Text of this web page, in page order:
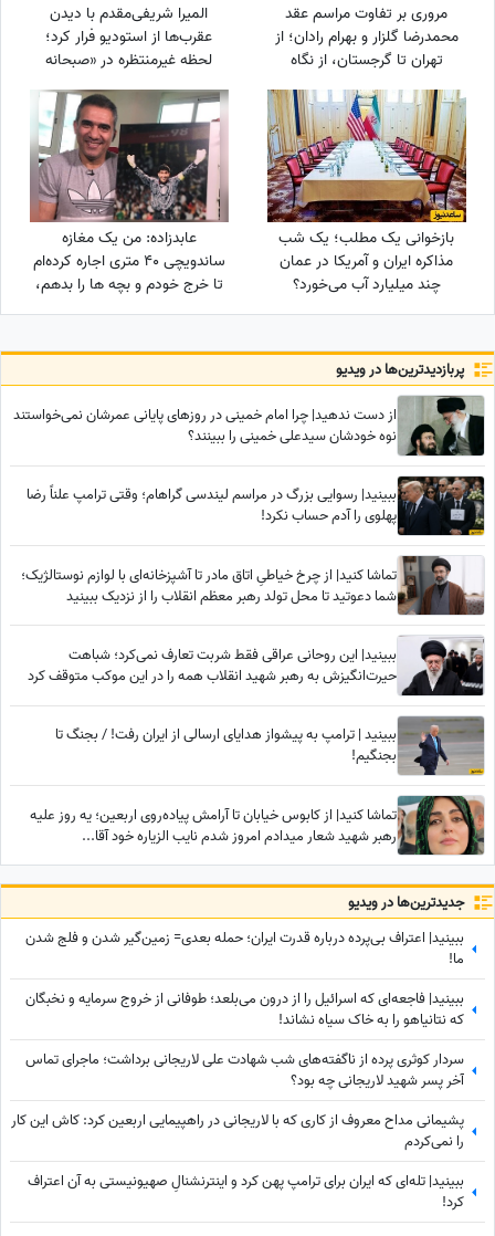
مروری بر تفاوت مراسم عقد
محمدرضا گلزار و بهرام رادان؛ از
تهران تا گرجستان، از نگاه
عاشقانه رادان به مینا تا نگاه رو
به آسمان گلزار هنگام خطبه عقد
+ عکس
المیرا شریفی‌مقدم با دیدن
عقرب‌ها از استودیو فرار کرد؛
لحظه غیرمنتظره در «صبحانه
ایرانی» + ویدئو
بازخوانی یک مطلب؛ یک شب
مذاکره ایران و آمریکا در عمان
چند میلیارد آب می‌خورد؟
عابدزاده: من یک مغازه
ساندویچی 40 متری اجاره کرده‌ام
تا خرج خودم و بچه ها را بدهم،
سرپرستی 50 تا بچه را در
پربازدید‌ترین‌ها در ویدیو
از دست ندهید| چرا امام خمینی در روزهای پایانی عمرشان نمی‌خواستند
نوه خودشان سیدعلی خمینی را ببینند؟
ببینید| رسوایی بزرگ در مراسم لیندسی گراهام؛ وقتی ترامپ علناً رضا
پهلوی را آدم حساب نکرد!
تماشا کنید| از چرخ خیاطیِ اتاق مادر تا آشپزخانه‌ای با لوازم نوستالژیک؛
شما دعوتید تا محل تولد رهبر معظم انقلاب را از نزدیک ببینید
ببینید| این روحانی عراقی فقط شربت تعارف نمی‌کرد؛ شباهت
حیرت‌انگیزش به رهبر شهید انقلاب همه را در این موکب متوقف کرد
ببینید | ترامپ به پیشواز هدایای ارسالی از ایران رفت! / بجنگ تا
بجنگیم!
تماشا کنید| از کابوس خیابان تا آرامش پیاده‌روی اربعین؛ یه روز علیه
رهبر شهید شعار میدادم امروز شدم نایب الزیاره خود آقا...
جدید‌ترین‌ها در ویدیو
ببینید| اعتراف بی‌پرده درباره قدرت ایران؛ حمله بعدی= زمین‌گیر شدن و فلج شدن
ما!
ببینید| فاجعه‌ای که اسرائیل را از درون می‌بلعد؛ طوفانی از خروج سرمایه و نخبگان
که نتانیاهو را به خاک سیاه نشاند!
سردار کوثری پرده از ناگفته‌های شب شهادت علی لاریجانی برداشت؛ ماجرای تماس
آخر پسر شهید لاریجانی چه بود؟
پشیمانی مداح معروف از کاری که با لاریجانی در راهپیمایی اربعین کرد: کاش این کار
را نمی‌کردم
ببینید| تله‌ای که ایران برای ترامپ پهن کرد و اینترنشنالِ صهیونیستی به آن اعتراف
کرد!